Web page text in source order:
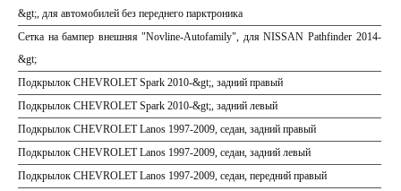
&gt;, для автомобилей без переднего парктроника
Сетка на бампер внешняя "Novline-Autofamily", для NISSAN Pathfinder 2014-
&gt;
Подкрылок CHEVROLET Spark 2010-&gt;, задний правый
Подкрылок CHEVROLET Spark 2010-&gt;, задний левый
Подкрылок CHEVROLET Lanos 1997-2009, седан, задний правый
Подкрылок CHEVROLET Lanos 1997-2009, седан, задний левый
Подкрылок CHEVROLET Lanos 1997-2009, седан, передний правый